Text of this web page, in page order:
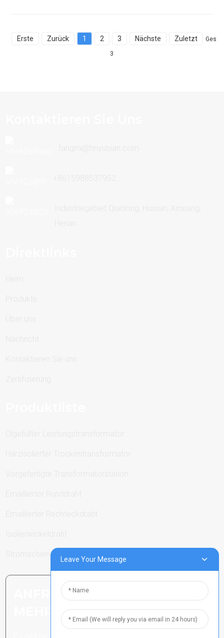
Erste Zurück 1 2 3 Nächste Zuletzt
3
Stromschienen
ANFRAGE SENDEN: BEREIT,
MEHR ZU ERFAHREN
Leave Your Message